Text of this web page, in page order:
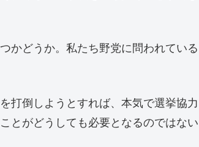
かどうか。私たち野党に問われている
打倒しようとすれば、本気で選挙協力
とがどうしても必要となるのではない